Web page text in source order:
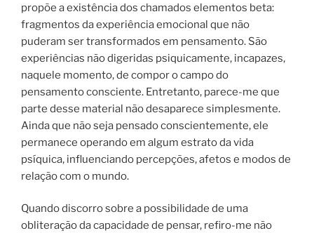
propõe a existência dos chamados elementos beta:
fragmentos da experiência emocional que não
puderam ser transformados em pensamento. São
experiências não digeridas psiquicamente, incapazes,
naquele momento, de compor o campo do
pensamento consciente. Entretanto, parece-me que
parte desse material não desaparece simplesmente.
Ainda que não seja pensado conscientemente, ele
permanece operando em algum estrato da vida
psíquica, influenciando percepções, afetos e modos de
relação com o mundo.
Quando discorro sobre a possibilidade de uma
obliteração da capacidade de pensar, refiro-me não